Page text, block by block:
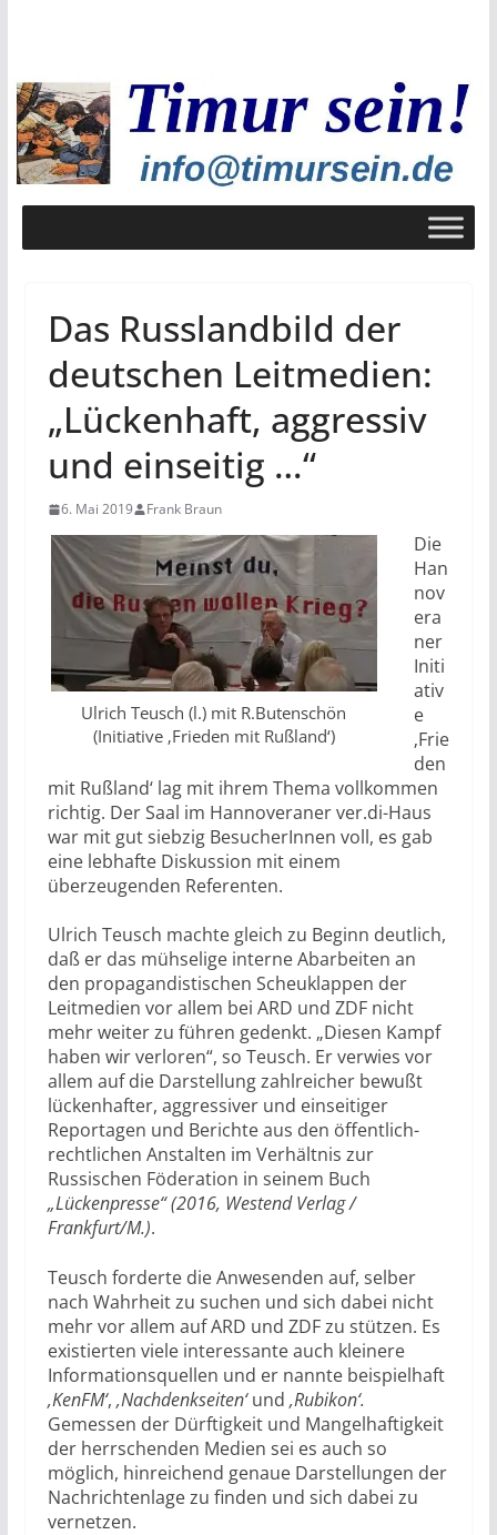
Das Russlandbild der
deutschen Leitmedien:
„Lückenhaft, aggressiv
und einseitig …“
6. Mai 2019 Frank Braun
Ulrich Teusch (l.) mit R.Butenschön
(Initiative ‚Frieden mit Rußland‘)
Die
Han
nov
era
ner
Initi
ativ
e
‚Frie
den
mit Rußland‘ lag mit ihrem Thema vollkommen
richtig. Der Saal im Hannoveraner ver.di-Haus
war mit gut siebzig BesucherInnen voll, es gab
eine lebhafte Diskussion mit einem
überzeugenden Referenten.
Ulrich Teusch machte gleich zu Beginn deutlich,
daß er das mühselige interne Abarbeiten an
den propagandistischen Scheuklappen der
Leitmedien vor allem bei ARD und ZDF nicht
mehr weiter zu führen gedenkt. „Diesen Kampf
haben wir verloren“, so Teusch. Er verwies vor
allem auf die Darstellung zahlreicher bewußt
lückenhafter, aggressiver und einseitiger
Reportagen und Berichte aus den öffentlich-
rechtlichen Anstalten im Verhältnis zur
Russischen Föderation in seinem Buch
„Lückenpresse“ (2016, Westend Verlag /
Frankfurt/M.).
Teusch forderte die Anwesenden auf, selber
nach Wahrheit zu suchen und sich dabei nicht
mehr vor allem auf ARD und ZDF zu stützen. Es
existierten viele interessante auch kleinere
Informationsquellen und er nannte beispielhaft
‚KenFM‘, ‚Nachdenkseiten‘und ‚Rubikon‘.
Gemessen der Dürftigkeit und Mangelhaftigkeit
der herrschenden Medien sei es auch so
möglich, hinreichend genaue Darstellungen der
Nachrichtenlage zu finden und sich dabei zu
vernetzen.